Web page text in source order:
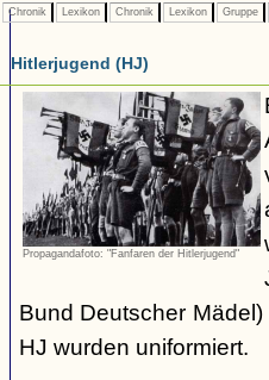
Chronik Lexikon Chronik Lexikon Gruppe
Hitlerjugend (HJ)
Propagandafoto: "Fanfaren der Hitlerjugend"
Bund Deutscher
HJ wurden uniformiert.